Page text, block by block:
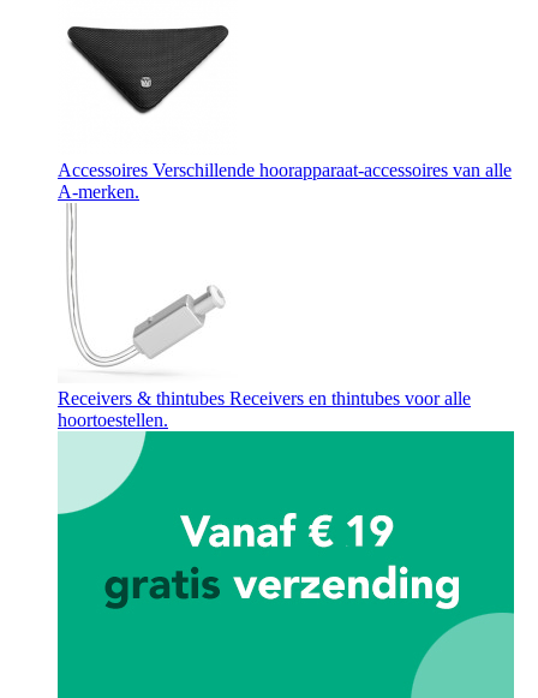
Accessoires Verschillende hoorapparaat-accessoires van alle
A-merken.
Receivers & thintubes Receivers en thintubes voor alle
hoortoestellen.